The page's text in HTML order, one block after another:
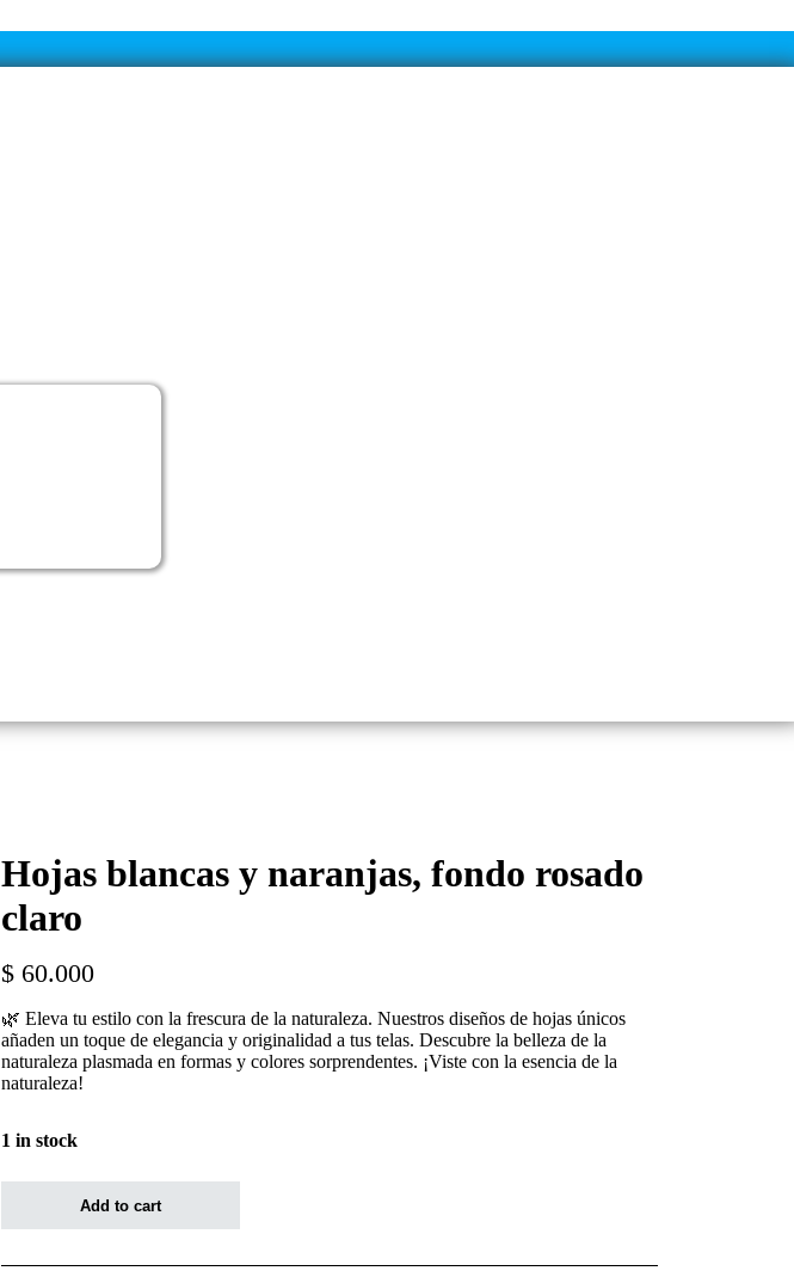
Hojas blancas y naranjas, fondo rosado
claro
$ 60.000
🌿 Eleva tu estilo con la frescura de la naturaleza. Nuestros diseños de hojas únicos
añaden un toque de elegancia y originalidad a tus telas. Descubre la belleza de la
naturaleza plasmada en formas y colores sorprendentes. ¡Viste con la esencia de la
naturaleza!
1 in stock
Hojas
fondo
Add to cart